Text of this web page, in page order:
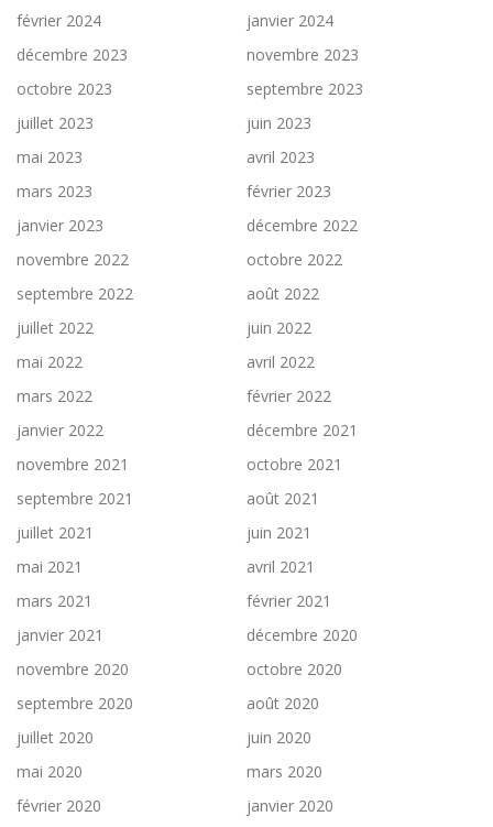
février 2024
janvier 2024
décembre 2023
novembre 2023
octobre 2023
septembre 2023
juillet 2023
juin 2023
mai 2023
avril 2023
mars 2023
février 2023
janvier 2023
décembre 2022
novembre 2022
octobre 2022
septembre 2022
août 2022
juillet 2022
juin 2022
mai 2022
avril 2022
mars 2022
février 2022
janvier 2022
décembre 2021
novembre 2021
octobre 2021
septembre 2021
août 2021
juillet 2021
juin 2021
mai 2021
avril 2021
mars 2021
février 2021
janvier 2021
décembre 2020
novembre 2020
octobre 2020
septembre 2020
août 2020
juillet 2020
juin 2020
mai 2020
mars 2020
février 2020
janvier 2020